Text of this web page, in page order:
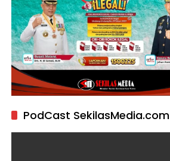
PodCast SekilasMedia.com